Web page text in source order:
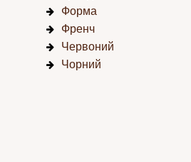
Форма
Френч
Червоний
Чорний